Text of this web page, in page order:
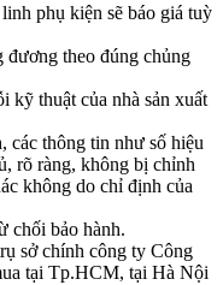
phụ kiện sẽ báo giá tuỳ
theo đúng chủng
kỹ thuật của nhà sản xuất
các thông tin như số hiệu
rõ ràng, không bị chỉnh
không do chỉ định của
chối bảo hành.
sở chính công ty Công
tại Tp.HCM, tại Hà Nội